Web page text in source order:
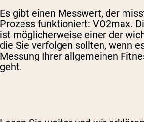
Es gibt einen Messwert, der
Prozess funktioniert: VO2max.
ist möglicherweise einer der
die Sie verfolgen sollten, wenn
Messung Ihrer allgemeinen
geht.